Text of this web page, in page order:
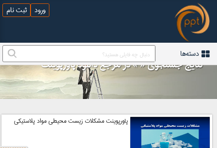
ورود ثبت نام
دسته‌ها
نتایج جستجوی «» در مرجع دانلود پاورپوینت
پاورپوینت مشکلات زیست محیطی مواد پلاستیکی